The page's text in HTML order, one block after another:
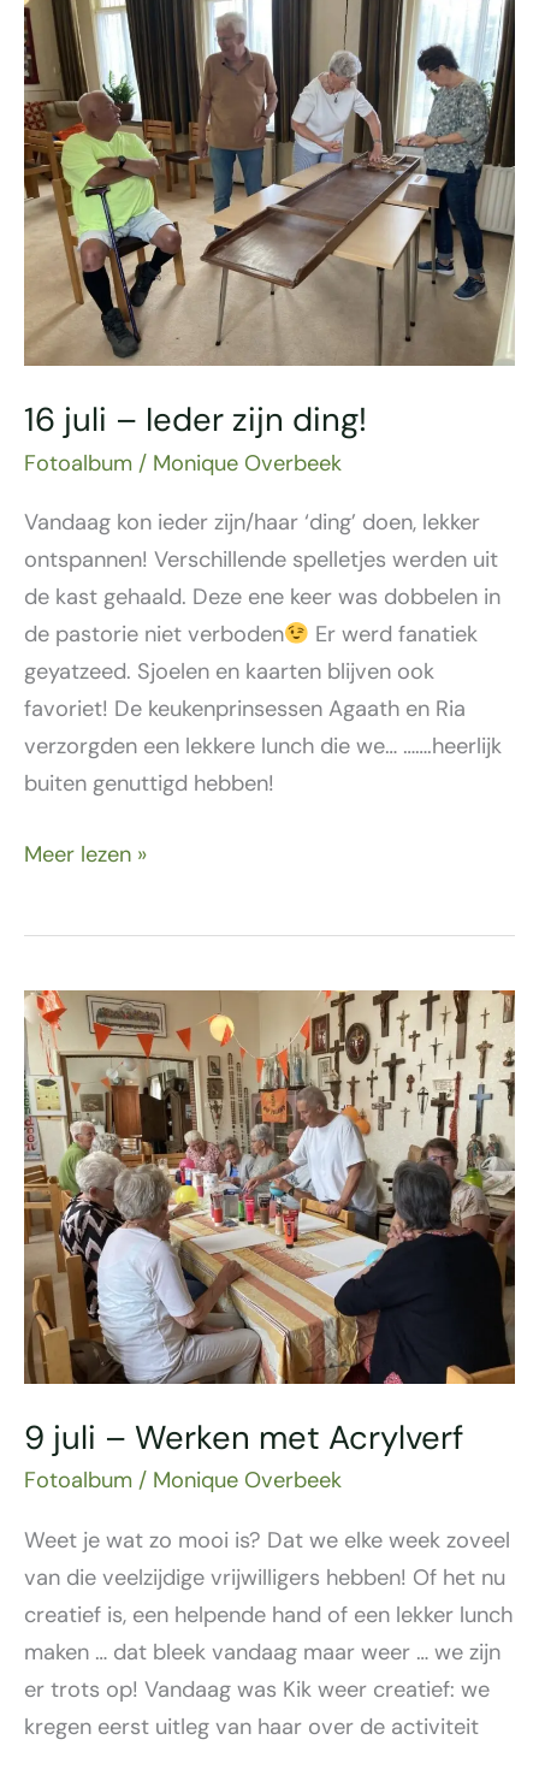
16 juli – Ieder zijn ding!
Fotoalbum / Monique Overbeek
Vandaag kon ieder zijn/haar ‘ding’ doen, lekker
ontspannen! Verschillende spelletjes werden uit
de kast gehaald. Deze ene keer was dobbelen in
de pastorie niet verboden
Er werd fanatiek
geyatzeed. Sjoelen en kaarten blijven ook
favoriet! De keukenprinsessen Agaath en Ria
verzorgden een lekkere lunch die we… …….heerlijk
buiten genuttigd hebben!
16
juli
–
Ieder
zijn
ding!
Meer lezen »
9 juli – Werken met Acrylverf
Fotoalbum / Monique Overbeek
Weet je wat zo mooi is? Dat we elke week zoveel
van die veelzijdige vrijwilligers hebben! Of het nu
creatief is, een helpende hand of een lekker lunch
maken … dat bleek vandaag maar weer … we zijn
er trots op! Vandaag was Kik weer creatief: we
kregen eerst uitleg van haar over de activiteit
9
juli
–
Werken
met
Acrylverf